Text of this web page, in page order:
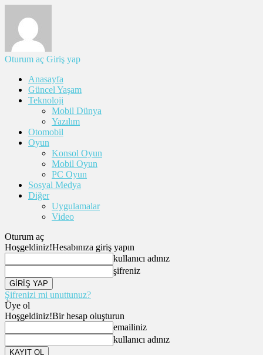
Oturum aç Giriş yap
Anasayfa
Güncel Yaşam
Teknoloji
Mobil Dünya
Yazılım
Otomobil
Oyun
Konsol Oyun
Mobil Oyun
PC Oyun
Sosyal Medya
Diğer
Uygulamalar
Video
Oturum aç
Hoşgeldiniz!Hesabınıza giriş yapın
kullanıcı adınız
şifreniz
Şifrenizi mi unuttunuz?
Üye ol
Hoşgeldiniz!Bir hesap oluşturun
emailiniz
kullanıcı adınız